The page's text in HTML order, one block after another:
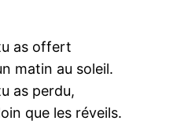
as offert
matin au soleil.
as perdu,
que les réveils.